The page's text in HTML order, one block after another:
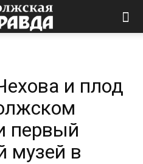
и плод
первый
музей в